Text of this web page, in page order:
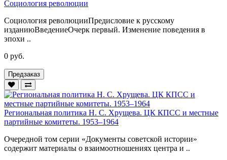
Социология революции
Социология революцииПредисловие к русскому
изданиюВведениеОчерк первый. Изменение поведения в
эпохи ..
0 руб.
Предзаказ
Региональная политика Н. С. Хрущева. ЦК КПСС и местные
партийные комитеты. 1953–1964
Очередной том серии «Документы советской истории»
содержит материалы о взаимоотношениях центра и ..